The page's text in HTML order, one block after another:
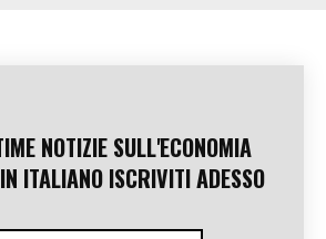
NOTIZIE SULL'ECONOMIA
ITALIANO ISCRIVITI ADESSO